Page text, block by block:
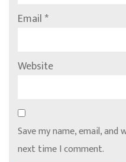
Email*
Website
Save my name, email,
next time I comment.